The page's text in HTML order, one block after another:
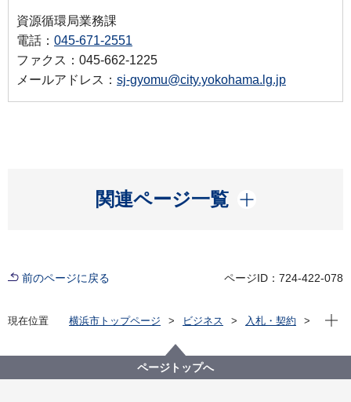
資源循環局業務課
電話： 045-671-2551
ファクス：045-662-1225
メールアドレス： sj-gyomu@city.yokohama.lg.jp
関連ページ一覧
開く
前のページに戻る ページID：724-422-078
現在位置 横浜市トップページ ビジネス
入札・契約
【入札結果掲載】南区プラスチック製容器包装収集運
搬業務委託
現在
ページトップへ